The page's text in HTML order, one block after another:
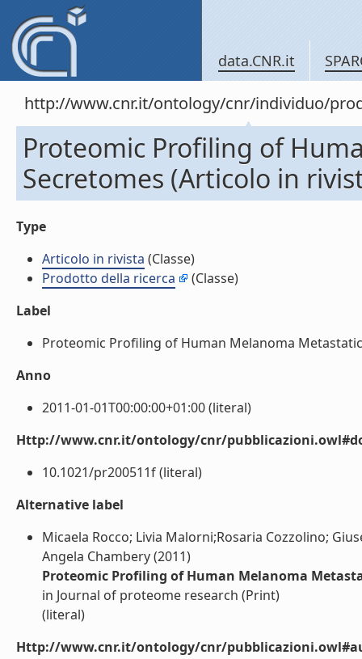
data.CNR.it
http://www.cnr.it/ontology/cnr/individuo/
Proteomic Profiling of
Secretomes (Articolo in
Type
Articolo in rivista (Classe)
Prodotto della ricerca
(Classe)
Label
Proteomic Profiling of Human Melanoma
Anno
2011-01-01T00:00:00+01:00 (literal)
Http://www.cnr.it/ontology/cnr/
10.1021/pr200511f (literal)
Alternative label
Micaela Rocco; Livia Malorni;Rosaria Cozzolino;
Angela Chambery (2011)
Proteomic Profiling of Human Melanoma
in Journal of proteome research (Print)
(literal)
Http://www.cnr.it/ontology/cnr/